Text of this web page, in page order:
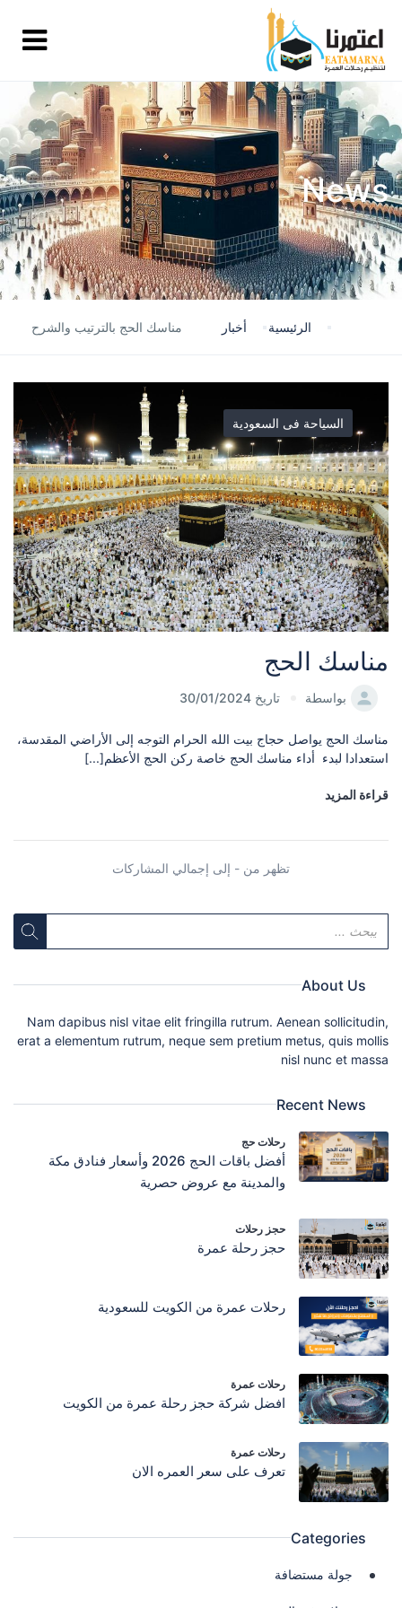
News
الرئيسية أخبار مناسك الحج بالترتيب والشرح
السياحة فى السعودية
مناسك الحج
بواسطة تاريخ 30/01/2024
مناسك الحج يواصل حجاج بيت الله الحرام التوجه إلى الأراضي المقدسة،
استعدادا لبدء أداء مناسك الحج خاصة ركن الحج الأعظم[...]
قراءة المزيد
تظهر من - إلى إجمالي المشاركات
About Us
Nam dapibus nisl vitae elit fringilla rutrum. Aenean sollicitudin,
erat a elementum rutrum, neque sem pretium metus, quis mollis
nisl nunc et massa
Recent News
رحلات حج
أفضل باقات الحج 2026 وأسعار فنادق مكة
والمدينة مع عروض حصرية
حجز رحلات
حجز رحلة عمرة
رحلات عمرة من الكويت للسعودية
رحلات عمرة
افضل شركة حجز رحلة عمرة من الكويت
رحلات عمرة
تعرف على سعر العمره الان
Categories
جولة مستضافة